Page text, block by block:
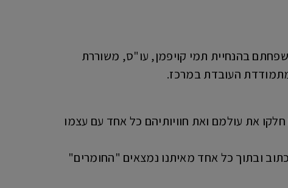
בהנחיית תמי קויפמן, עו"ס, משוררת
העובדת במרכז.
חלקו את עולמם ואת חוויותיהם כל אחד עם עצמו
ובתוך כל אחד מאיתנו נמצאים "החומרים"